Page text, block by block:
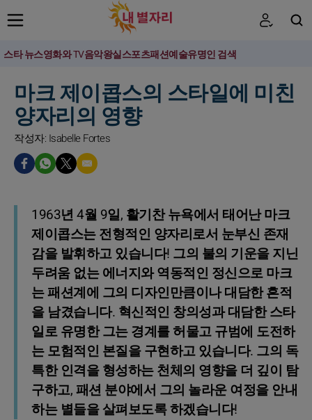
스타 뉴스영화와 TV음악왕실스포츠패션예술유명인 검색
마크 제이콥스의 스타일에 미친
양자리의 영향
작성자: Isabelle Fortes
1963년 4월 9일, 활기찬 뉴욕에서 태어난 마크
제이콥스는 전형적인 양자리로서 눈부신 존재
감을 발휘하고 있습니다! 그의 불의 기운을 지닌
두려움 없는 에너지와 역동적인 정신으로 마크
는 패션계에 그의 디자인만큼이나 대담한 흔적
을 남겼습니다. 혁신적인 창의성과 대담한 스타
일로 유명한 그는 경계를 허물고 규범에 도전하
는 모험적인 본질을 구현하고 있습니다. 그의 독
특한 인격을 형성하는 천체의 영향을 더 깊이 탐
구하고, 패션 분야에서 그의 놀라운 여정을 안내
하는 별들을 살펴보도록 하겠습니다!